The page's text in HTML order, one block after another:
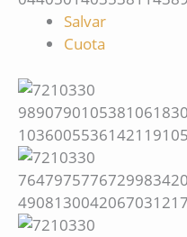
Salvar
Cuota